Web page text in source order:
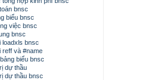
bnsc
biểu bnsc
việc bnsc
bnsc
loadxls bnsc
reff và #name
biểu bnsc
dự thầu
dự thầu bnsc